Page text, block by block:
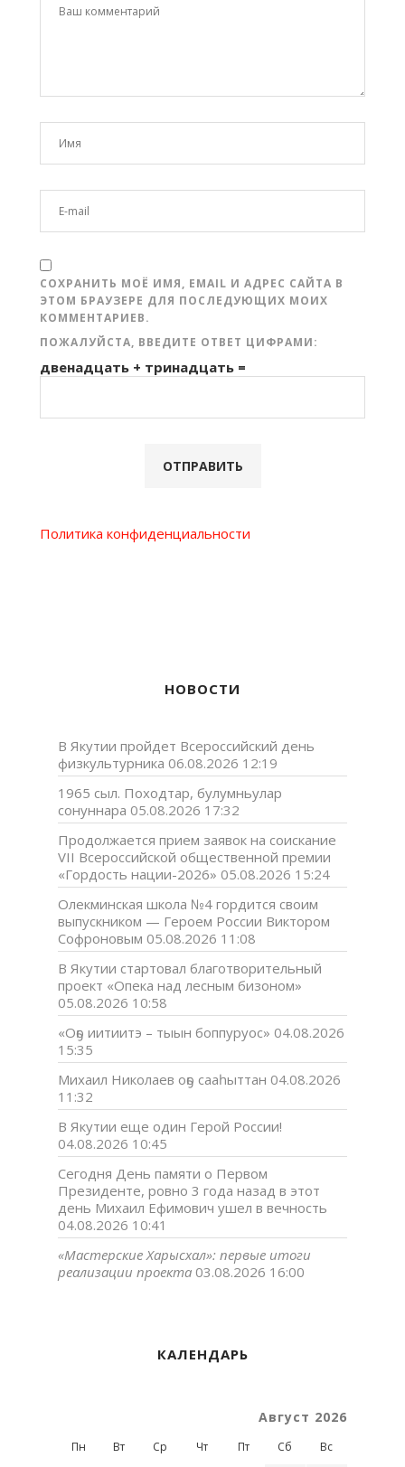
СОХРАНИТЬ МОЁ ИМЯ, EMAIL И АДРЕС САЙТА В
ЭТОМ БРАУЗЕРЕ ДЛЯ ПОСЛЕДУЮЩИХ МОИХ
КОММЕНТАРИЕВ.
ПОЖАЛУЙСТА, ВВЕДИТЕ ОТВЕТ ЦИФРАМИ:
двенадцать + тринадцать =
Политика конфиденциальности
НОВОСТИ
В Якутии пройдет Всероссийский день
физкультурника 06.08.2026 12:19
1965 сыл. Походтар, булумньулар
сонуннара 05.08.2026 17:32
Продолжается прием заявок на соискание
VII Всероссийской общественной премии
«Гордость нации-2026» 05.08.2026 15:24
Олекминская школа №4 гордится своим
выпускником — Героем России Виктором
Софроновым 05.08.2026 11:08
В Якутии стартовал благотворительный
проект «Опека над лесным бизоном»
05.08.2026 10:58
«Оҕо иитиитэ – тыын боппуруос» 04.08.2026
15:35
Михаил Николаев оҕо сааһыттан 04.08.2026
11:32
В Якутии еще один Герой России!
04.08.2026 10:45
Сегодня День памяти о Первом
Президенте, ровно 3 года назад в этот
день Михаил Ефимович ушел в вечность
04.08.2026 10:41
«Мастерские Харысхал»: первые итоги
реализации проекта 03.08.2026 16:00
КАЛЕНДАРЬ
Август 2026
Пн Вт Ср Чт Пт Сб Вс